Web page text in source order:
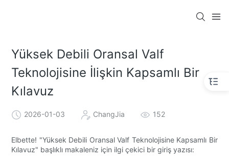
Yüksek Debili Oransal Valf
Teknolojisine İlişkin Kapsamlı Bir
Kılavuz
2026-01-03 ChangJia 152
Elbette! "Yüksek Debili Oransal Valf Teknolojisine Kapsamlı Bir
Kılavuz" başlıklı makaleniz için ilgi çekici bir giriş yazısı: